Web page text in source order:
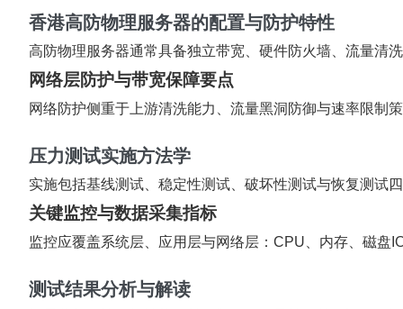
香港高防物理服务器的配置与防护特性
高防物理服务器通常具备独立带宽、硬件防火墙、流量清
网络层防护与带宽保障要点
网络防护侧重于上游清洗能力、流量黑洞防御与速率限制
压力测试实施方法学
实施包括基线测试、稳定性测试、破坏性测试与恢复测试
关键监控与数据采集指标
监控应覆盖系统层、应用层与网络层：CPU、内存、磁盘
测试结果分析与解读